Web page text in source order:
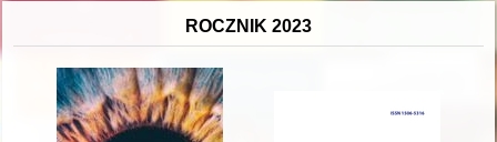
ROCZNIK 2023